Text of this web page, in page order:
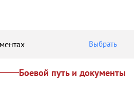
Выбрать
Боевой путь и документы